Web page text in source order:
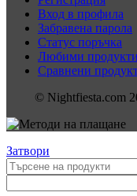
Вход в профила
Забравена парола
Статус поръчка
Любими продукти
Сравнени
© Nightfiesta.com
Затвори